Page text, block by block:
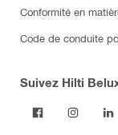
Conformité en
Code de conduite
Suivez Hilti